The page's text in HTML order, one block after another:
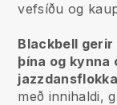
vefsíðu og
Blackbell
þína og kynna
með innihaldi,